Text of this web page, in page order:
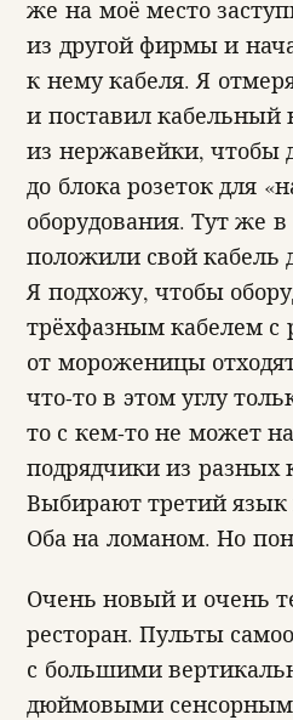
же на моё место
из другой фирмы и
к нему кабеля. Я
и поставил кабельный
из нержавейки, чтобы
до блока розеток для
оборудования. Тут же в
положили свой кабель
Я подхожу, чтобы
трёхфазным кабелем с
от мороженицы
что-то в этом углу
то с кем-то не может
подрядчики из разных
Выбирают третий язык
Оба на ломаном. Но
Очень новый и очень
ресторан. Пульты
с большими
дюймовыми